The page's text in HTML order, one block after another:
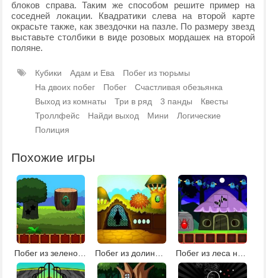
блоков справа. Таким же способом решите пример на
соседней локации. Квадратики слева на второй карте
окрасьте также, как звездочки на пазле. По размеру звезд
выставьте столбики в виде розовых мордашек на второй
поляне.
Кубики Адам и Ева
Побег из тюрьмы
На двоих побег
Побег
Счастливая обезьянка
Выход из комнаты
Три в ряд 3 панды
Квесты
Троллфейс
Найди выход Мини
Логические
Полиция
Похожие игры
Побег из зеленой усадьбы Побег из долины башен Побег из леса на Хэллоуин 2